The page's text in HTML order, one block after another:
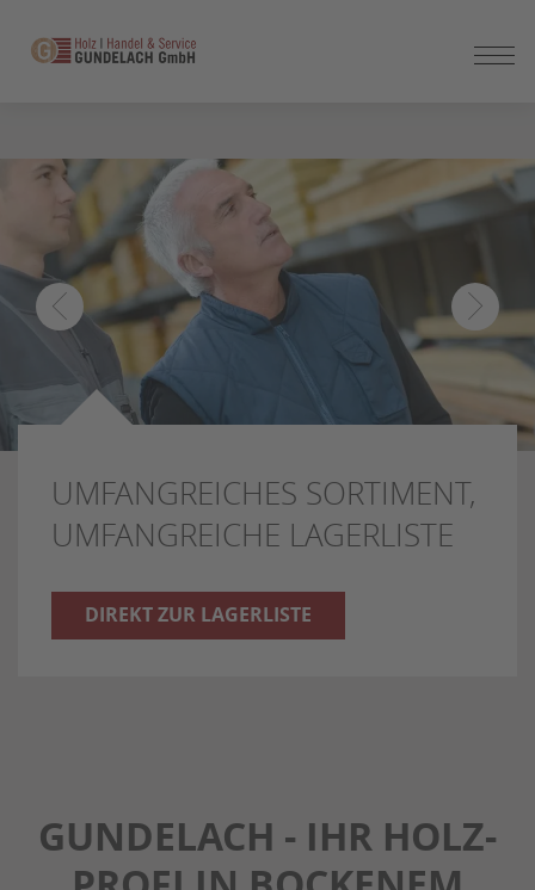
SEITENINHALT
UMFANGREICHES SORTIMENT,
UMFANGREICHE LAGERLISTE
DIREKT ZUR LAGERLISTE
GUNDELACH - IHR HOLZ-